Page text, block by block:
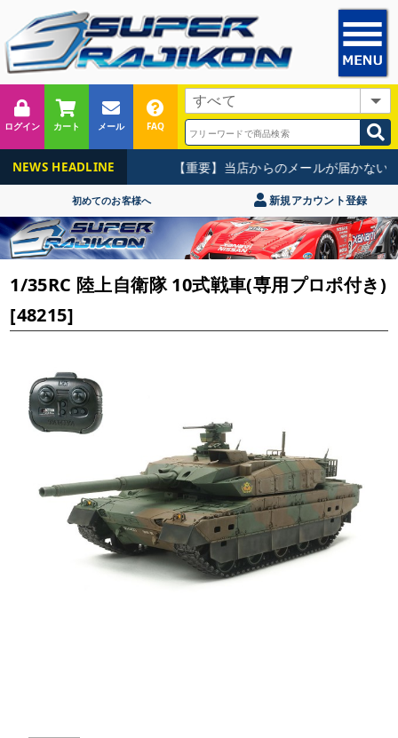
ログイン カート メール FAQ
NEWS HEADLINE 【重要】当店からのメールが届かないお
初めてのお客様へ 新規アカウント登録
1/35RC 陸上自衛隊 10式戦車(専用プロポ付き)
[48215]